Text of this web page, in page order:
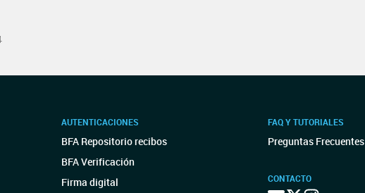
AUTENTICACIONES
BFA Repositorio recibos
BFA Verificación
Firma digital
FAQ Y TUTORIALES
Preguntas Frecuentes
CONTACTO